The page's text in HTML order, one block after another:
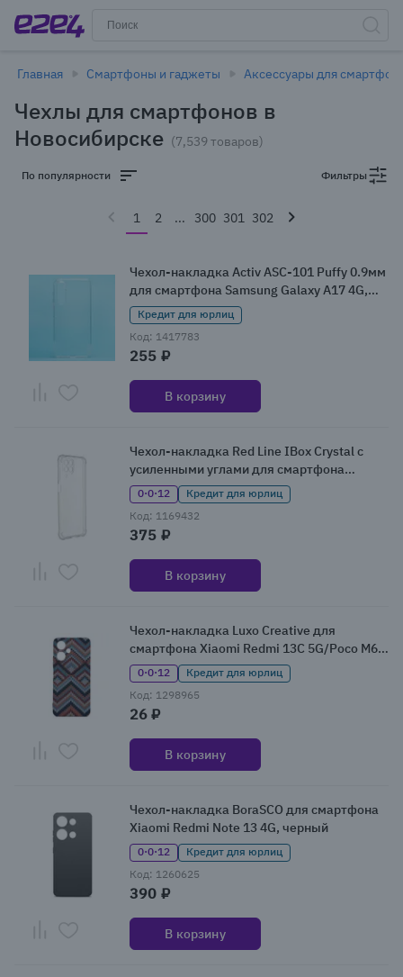
Главная Смартфоны и гаджеты Аксессуары для
Чехлы для смартфонов в
Новосибирске (7,539 товаров)
По популярности Фильтры
1 2 ... 300 301 302
Чехол-накладка Activ ASC-101 Puffy 0.9мм
для смартфона Samsung Galaxy A17 4G,
прозрачный
Кредит для юрлиц
Код: 1417783
255 ₽
В корзину
Чехол-накладка Red Line IBox Crystal с
усиленными углами для смартфона
Samsung Galaxy M33, прозрачный
0·0·12
Кредит для юрлиц
Код: 1169432
375 ₽
В корзину
Чехол-накладка Luxo Creative для
смартфона Xiaomi Redmi 13C 5G/Poco M6
5G, разноцветный
0·0·12
Кредит для юрлиц
Код: 1298965
26 ₽
В корзину
Чехол-накладка BoraSCO для смартфона
Xiaomi Redmi Note 13 4G, черный
0·0·12
Кредит для юрлиц
Код: 1260625
390 ₽
В корзину